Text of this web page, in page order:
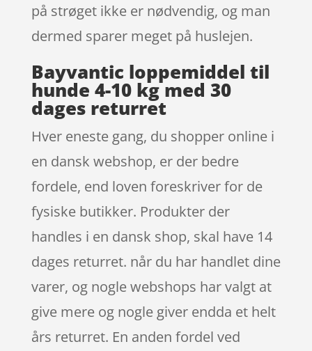
på strøget ikke er nødvendig, og man
dermed sparer meget på huslejen.
Bayvantic loppemiddel til
hunde 4-10 kg med 30
dages returret
Hver eneste gang, du shopper online i
en dansk webshop, er der bedre
fordele, end loven foreskriver for de
fysiske butikker. Produkter der
handles i en dansk shop, skal have 14
dages returret. når du har handlet dine
varer, og nogle webshops har valgt at
give mere og nogle giver endda et helt
års returret. En anden fordel ved